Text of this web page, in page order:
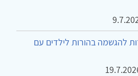
להגשמה בהורות לילדים עם